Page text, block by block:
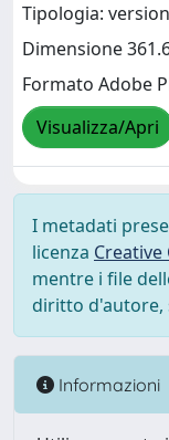
Tipologia:
Dimensione
Formato Adobe
Visualizza/Apri
I metadati
licenza Creative
mentre i file
diritto d'autore,
Informazioni